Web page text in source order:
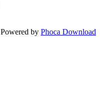
Powered by Phoca Download